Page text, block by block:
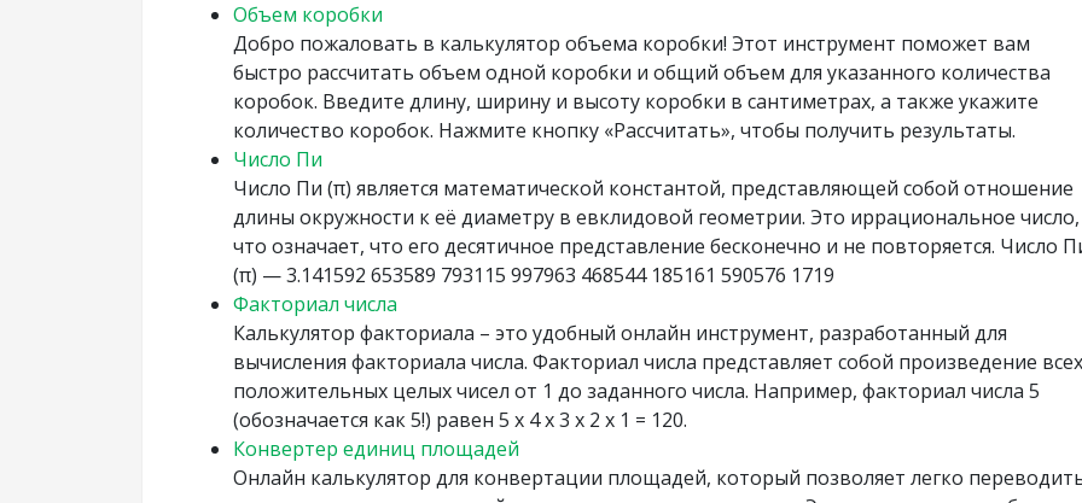
Объем коробки
Добро пожаловать в калькулятор объема коробки! Этот инструмент поможет вам
быстро рассчитать объем одной коробки и общий объем для указанного количества
коробок. Введите длину, ширину и высоту коробки в сантиметрах, а также укажите
количество коробок. Нажмите кнопку «Рассчитать», чтобы получить результаты.
Число Пи
Число Пи (π) является математической константой, представляющей собой отношение
длины окружности к её диаметру в евклидовой геометрии. Это иррациональное число,
что означает, что его десятичное представление бесконечно и не повторяется. Число
(π) — 3.141592 653589 793115 997963 468544 185161 590576 1719
Факториал числа
Калькулятор факториала – это удобный онлайн инструмент, разработанный для
вычисления факториала числа. Факториал числа представляет собой произведение всех
положительных целых чисел от 1 до заданного числа. Например, факториал числа 5
(обозначается как 5!) равен 5 x 4 x 3 x 2 x 1 = 120.
Конвертер единиц площадей
Онлайн калькулятор для конвертации площадей, который позволяет легко